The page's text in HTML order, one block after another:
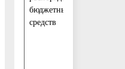
бюджетных
средств